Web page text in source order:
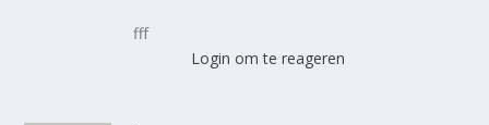
fff
Login om te reageren